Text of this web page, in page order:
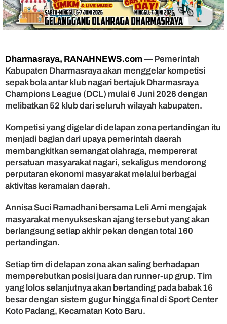
6
J
u
2
0
Dharmasraya, RANAHNEWS.com— Pemerintah
Kabupaten Dharmasraya akan menggelar kompetisi
sepak bola antar klub nagari bertajuk Dharmasraya
Champions League (DCL) mulai 6 Juni 2026 dengan
melibatkan 52 klub dari seluruh wilayah kabupaten.
Kompetisi yang digelar di delapan zona pertandingan itu
menjadi bagian dari upaya pemerintah daerah
membangkitkan semangat olahraga, mempererat
persatuan masyarakat nagari, sekaligus mendorong
perputaran ekonomi masyarakat melalui berbagai
aktivitas keramaian daerah.
Annisa Suci Ramadhani bersama Leli Arni mengajak
masyarakat menyukseskan ajang tersebut yang akan
berlangsung setiap akhir pekan dengan total 160
pertandingan.
Setiap tim di delapan zona akan saling berhadapan
memperebutkan posisi juara dan runner-up grup. Tim
yang lolos selanjutnya akan bertanding pada babak 16
besar dengan sistem gugur hingga final di Sport Center
Koto Padang, Kecamatan Koto Baru.